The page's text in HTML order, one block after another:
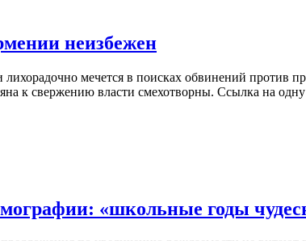
неизбежен
мечется в поисках обвинений против
к свержению власти смехотворны. Ссылка на
«школьные годы